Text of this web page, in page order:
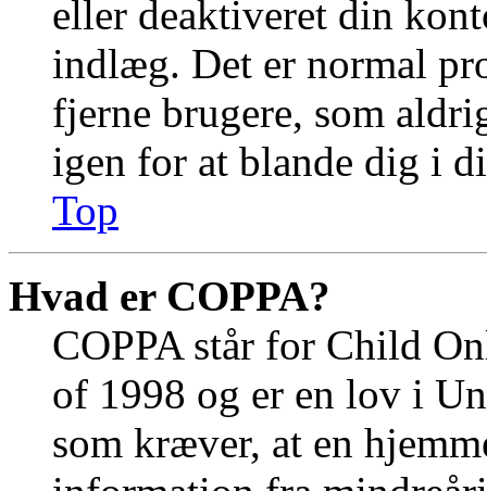
eller deaktiveret din
indlæg. Det er normal
fjerne brugere, som
igen for at blande dig i
Top
Hvad er COPPA?
COPPA står for Child
of 1998 og er en lov i
som kræver, at en